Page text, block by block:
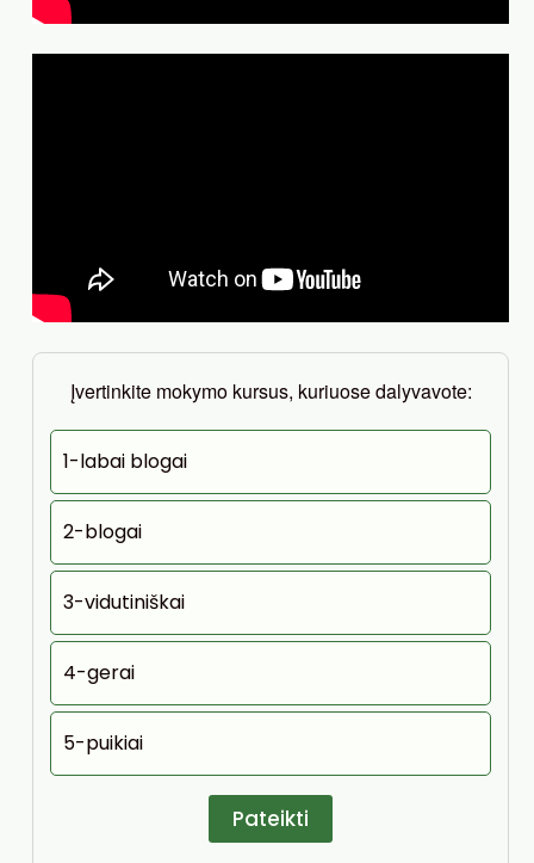
Įvertinkite mokymo kursus, kuriuose dalyvavote:
1-labai blogai
2-blogai
3-vidutiniškai
4-gerai
5-puikiai